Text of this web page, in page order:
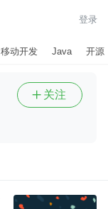
登录
移动开发 Java 开源
 关注